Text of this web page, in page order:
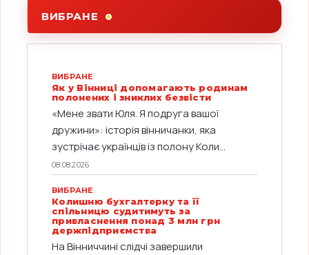
ВИБРАНЕ
ВИБРАНЕ
Як у Вінниці допомагають родинам
полонених і зниклих безвісти
«Мене звати Юля. Я подруга вашої
дружини»: історія вінничанки, яка
зустрічає українців із полону Коли...
08.08.2026
ВИБРАНЕ
Колишню бухгалтерку та її
спільницю судитимуть за
привласнення понад 3 млн грн
держпідприємства
На Вінниччині слідчі завершили